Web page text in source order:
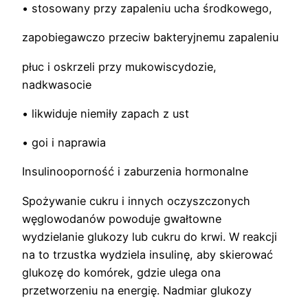
• stosowany przy zapaleniu ucha środkowego,
zapobiegawczo przeciw bakteryjnemu zapaleniu
płuc i oskrzeli przy mukowiscydozie,
nadkwasocie
• likwiduje niemiły zapach z ust
• goi i naprawia
Insulinooporność i zaburzenia hormonalne
Spożywanie cukru i innych oczyszczonych
węglowodanów powoduje gwałtowne
wydzielanie glukozy lub cukru do krwi. W reakcji
na to trzustka wydziela insulinę, aby skierować
glukozę do komórek, gdzie ulega ona
przetworzeniu na energię. Nadmiar glukozy